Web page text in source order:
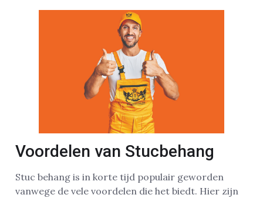
Voordelen van Stucbehang
Stuc behang is in korte tijd populair geworden
vanwege de vele voordelen die het biedt. Hier zijn